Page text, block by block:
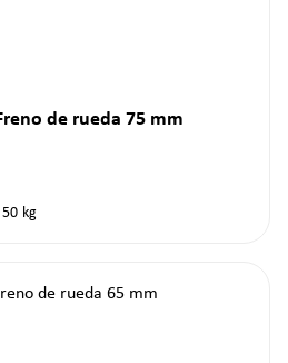
de rueda 75 mm
50 kg